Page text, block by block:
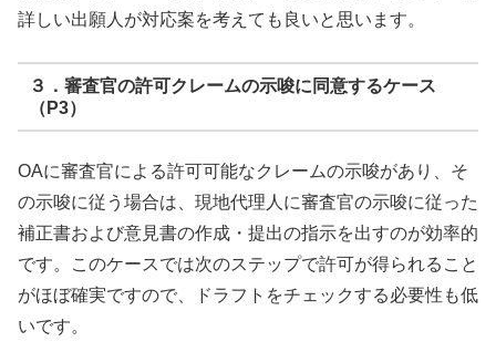
詳しい出願人が対応案を考えても良いと思います。
３．審査官の許可クレームの示唆に同意するケース
（P3）
OAに審査官による許可可能なクレームの示唆があり、そ
の示唆に従う場合は、現地代理人に審査官の示唆に従った
補正書および意見書の作成・提出の指示を出すのが効率的
です。このケースでは次のステップで許可が得られること
がほぼ確実ですので、ドラフトをチェックする必要性も低
いです。